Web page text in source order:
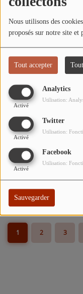
Nous utilisons des
proposés sur notre site
Tout accepter
Analytics
Activé
Utilisation:
Twitter
Activé
Utilisation:
Facebook
Activé
Utilisation:
Sauvegarder
ARTISTES
TOP 10
Participez
ADHÉREZ À
DÉDICACES
Contact
1 2 3